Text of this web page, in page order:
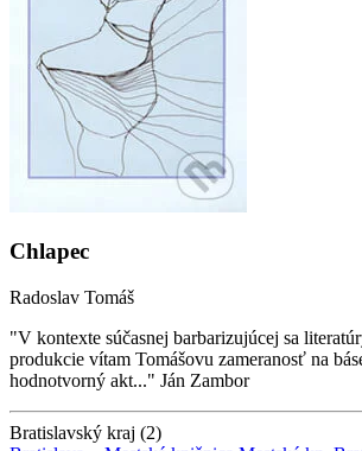
Chlapec
Radoslav Tomáš
"V kontexte súčasnej barbarizujúcej sa
produkcie vítam Tomášovu zameranosť na
hodnotvorný akt..." Ján Zambor
Bratislavský kraj (2)